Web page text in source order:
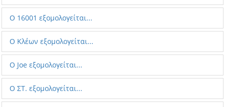
Ο 16001 εξομολογείται...
Ο Κλέων εξομολογείται...
Ο Joe εξομολογείται...
Ο ΣΤ. εξομολογείται...